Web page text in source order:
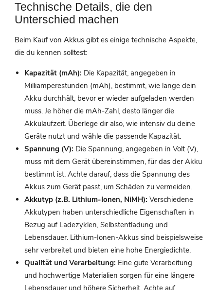
Technische Details, die den
Unterschied machen
Beim Kauf von Akkus gibt es einige technische Aspekte,
die du kennen solltest:
Kapazität (mAh): Die Kapazität, angegeben in
Milliamperestunden (mAh), bestimmt, wie lange dein
Akku durchhält, bevor er wieder aufgeladen werden
muss. Je höher die mAh-Zahl, desto länger die
Akkulaufzeit. Überlege dir also, wie intensiv du deine
Geräte nutzt und wähle die passende Kapazität.
Spannung (V): Die Spannung, angegeben in Volt (V),
muss mit dem Gerät übereinstimmen, für das der Akku
bestimmt ist. Achte darauf, dass die Spannung des
Akkus zum Gerät passt, um Schäden zu vermeiden.
Akkutyp (z.B. Lithium-Ionen, NiMH): Verschiedene
Akkutypen haben unterschiedliche Eigenschaften in
Bezug auf Ladezyklen, Selbstentladung und
Lebensdauer. Lithium-Ionen-Akkus sind beispielsweise
sehr verbreitet und bieten eine hohe Energiedichte.
Qualität und Verarbeitung: Eine gute Verarbeitung
und hochwertige Materialien sorgen für eine längere